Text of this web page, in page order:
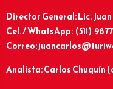
Director General: Lic.
Cel. / WhatsApp: (511)
Correo:
Analista: Carlos Chuquín